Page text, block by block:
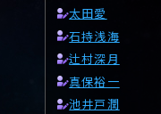
太田愛
石持浅海
辻村深月
真保裕一
池井戸潤